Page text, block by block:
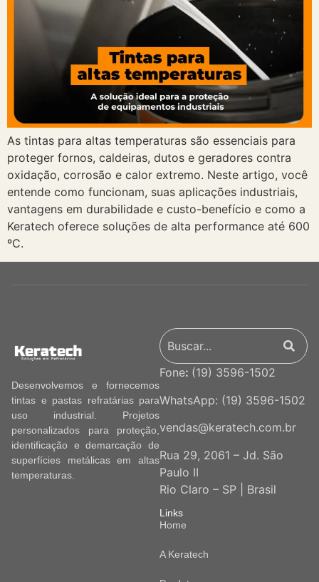
As tintas para altas temperaturas são essenciais para
proteger fornos, caldeiras, dutos e geradores contra
oxidação, corrosão e calor extremo. Neste artigo, você
entende como funcionam, suas aplicações industriais,
vantagens em durabilidade e custo-benefício e como a
Keratech oferece soluções de alta performance até 600
ºC.
Desenvolvemos e fornecemos
tintas e pastas refratárias para
uso industrial. Projetos
personalizados para proteção,
identificação e demarcação de
superfícies metálicas em altas
temperaturas.
Fone: (19) 3596-1502
WhatsApp: (19) 3596-1502
vendas@keratech.com.br
Rua 29, 2061 – Jd. São
Paulo II
Rio Claro – SP | Brasil
Links
Home
A Keratech